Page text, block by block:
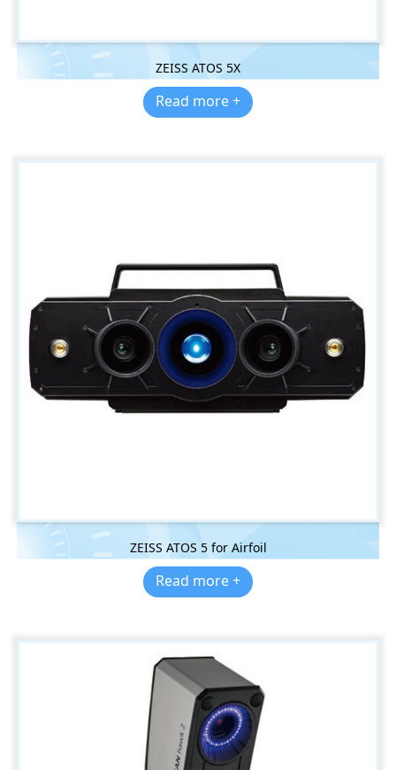
ZEISS ATOS 5X
Read more +
ZEISS ATOS 5 for Airfoil
Read more +